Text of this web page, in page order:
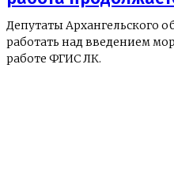
Депутаты Архангельского
работать над введением
работе ФГИС ЛК.